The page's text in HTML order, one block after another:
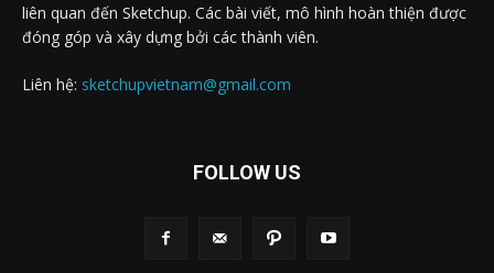
liên quan đến Sketchup. Các bài viết, mô hình hoàn thiện được
đóng góp và xây dựng bởi các thành viên.
Liên hệ: sketchupvietnam@gmail.com
FOLLOW US